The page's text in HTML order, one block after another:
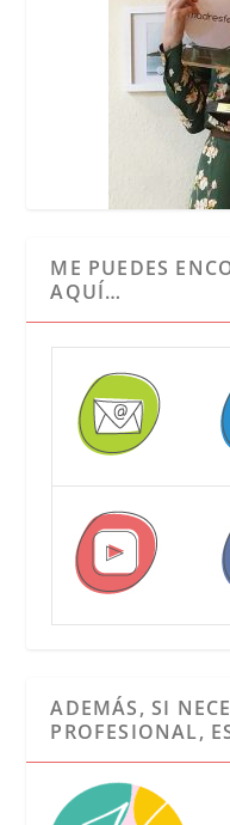
ME PUEDES
AQUÍ…
ADEMÁS, SI
PROFESIONAL,